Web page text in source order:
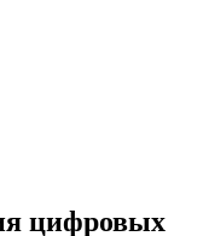
цифровых